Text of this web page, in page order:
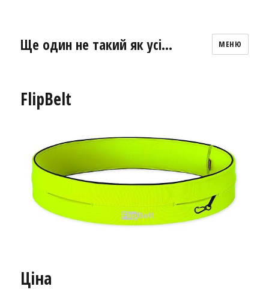
Ще один не такий як усі… МЕНЮ
FlipBelt
Ціна